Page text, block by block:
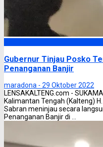
Gubernur Tinjau Posko
Penanganan Banjir
maradona - 29 Oktober 2022
LENSAKALTENG.com -
Kalimantan Tengah (Kalteng)
Sabran meninjau secara
Penanganan Banjir di ...